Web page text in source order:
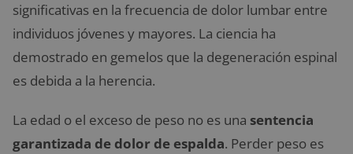
significativas en la frecuencia de dolor lumbar entre
individuos jóvenes y mayores. La ciencia ha
demostrado en gemelos que la degeneración espinal
es debida a la herencia.
La edad o el exceso de peso no es una sentencia
garantizada de dolor de espalda. Perder peso es